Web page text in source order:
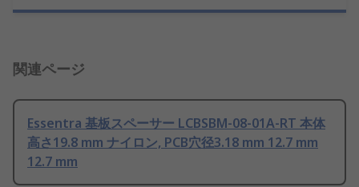
関連ページ
Essentra 基板スペーサー LCBSBM-08-01A-RT 本体
高さ19.8 mm ナイロン, PCB穴径3.18 mm 12.7 mm
12.7 mm